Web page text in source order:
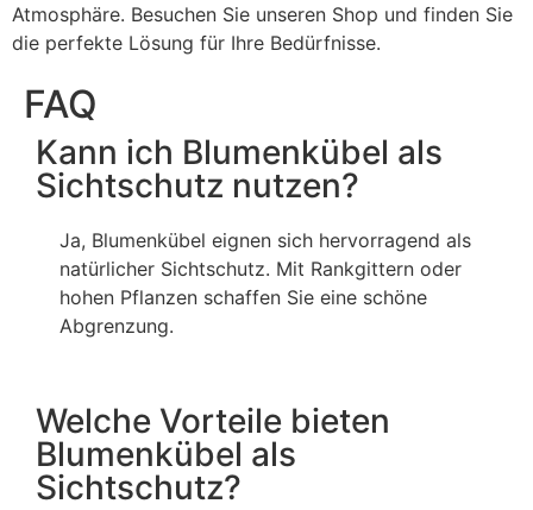
Atmosphäre. Besuchen Sie unseren Shop und finden Sie
die perfekte Lösung für Ihre Bedürfnisse.
FAQ
Kann ich Blumenkübel als
Sichtschutz nutzen?
Ja, Blumenkübel eignen sich hervorragend als
natürlicher Sichtschutz. Mit Rankgittern oder
hohen Pflanzen schaffen Sie eine schöne
Abgrenzung.
Welche Vorteile bieten
Blumenkübel als
Sichtschutz?